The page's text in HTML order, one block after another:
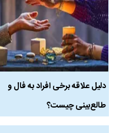
دلیل علاقه برخی افراد به فال و
طالع‌بینی چیست؟